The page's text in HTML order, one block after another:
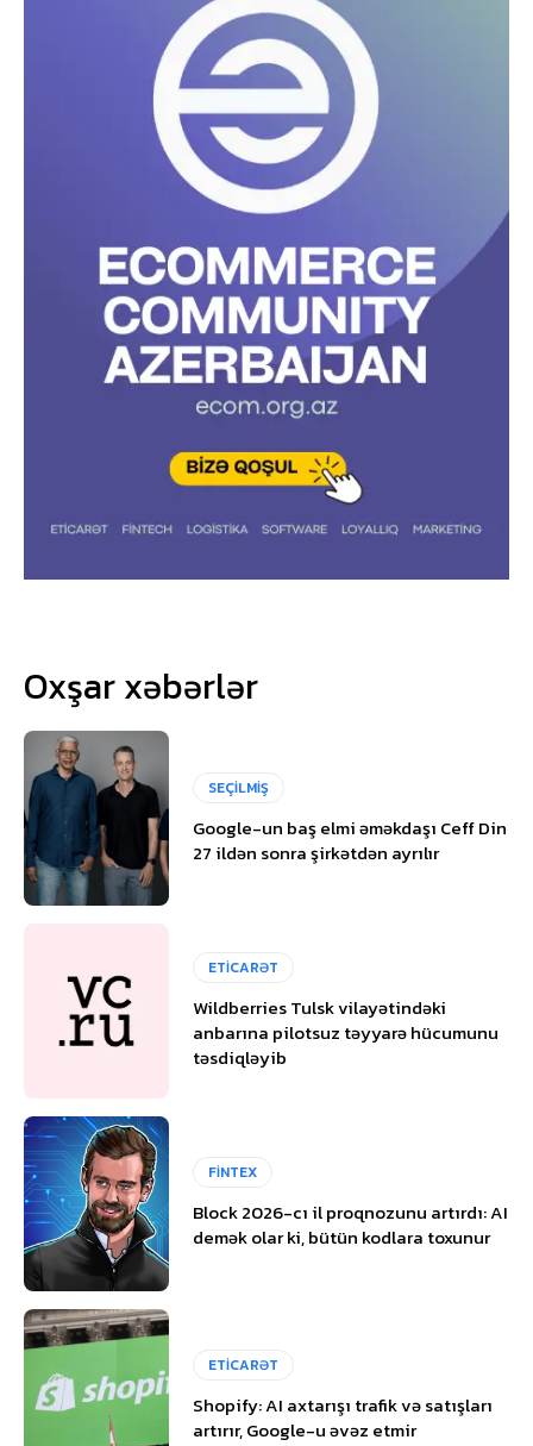
Oxşar xəbərlər
SEÇİLMİŞ
Google-un baş elmi əməkdaşı Ceff Din
27 ildən sonra şirkətdən ayrılır
ETİCARƏT
Wildberries Tulsk vilayətindəki
anbarına pilotsuz təyyarə hücumunu
təsdiqləyib
FİNTEX
Block 2026-cı il proqnozunu artırdı: AI
demək olar ki, bütün kodlara toxunur
ETİCARƏT
Shopify: AI axtarışı trafik və satışları
artırır, Google-u əvəz etmir